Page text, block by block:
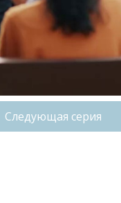
Следующая серия